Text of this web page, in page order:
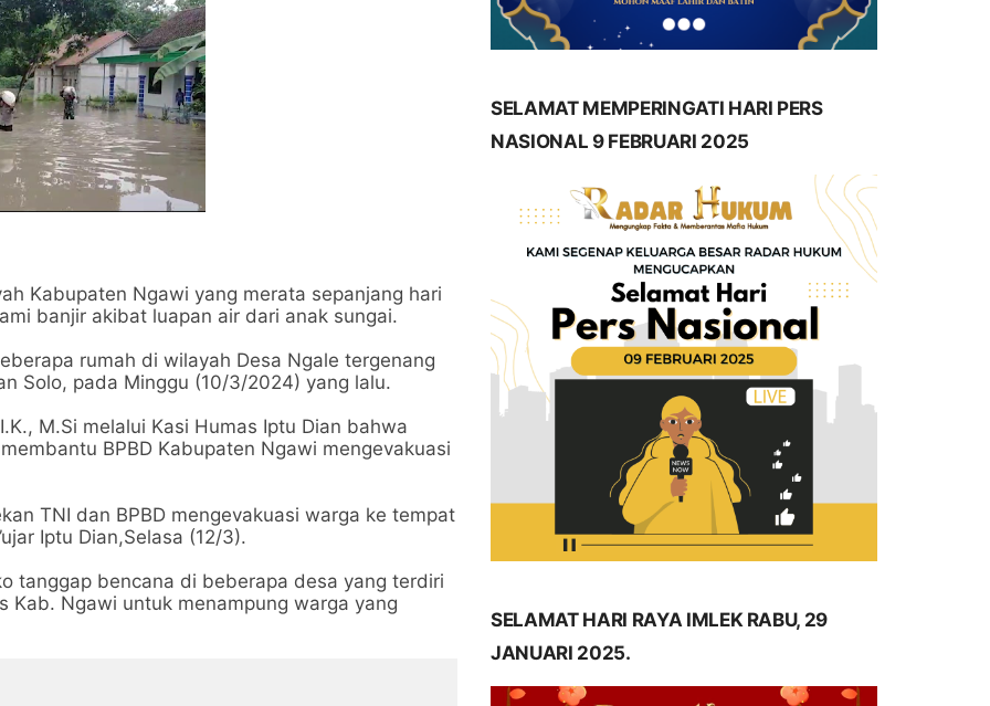
Kabupaten Ngawi yang merata sepanjang hari
banjir akibat luapan air dari anak sungai.
rumah di wilayah Desa Ngale tergenang
Solo, pada Minggu (10/3/2024) yang lalu.
M.Si melalui Kasi Humas Iptu Dian bahwa
BPBD Kabupaten Ngawi mengevakuasi
TNI dan BPBD mengevakuasi warga ke tempat
Iptu Dian,Selasa (12/3).
tanggap bencana di beberapa desa yang terdiri
Kab. Ngawi untuk menampung warga yang
SELAMAT MEMPERINGATI HARI PERS
NASIONAL 9 FEBRUARI 2025
SELAMAT HARI RAYA IMLEK RABU, 29
JANUARI 2025.